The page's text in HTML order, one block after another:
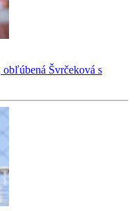
obľúbená Švrčeková s